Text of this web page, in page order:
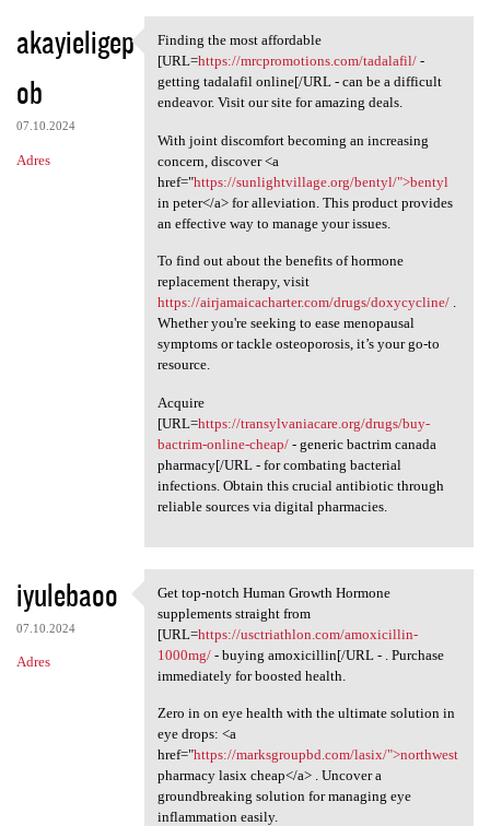
akayieligep
ob
07.10.2024
Adres
Finding the most affordable
Finding the most affordable
[URL=https://mrcpromotions.com/tadalafil/-
getting tadalafil online[/URL - can be a difficult
endeavor. Visit our site for amazing deals.
With joint discomfort becoming an increasing
concern, discover <a
href="https://sunlightvillage.org/bentyl/">bentyl
in peter</a> for alleviation. This product provides
an effective way to manage your issues.
To find out about the benefits of hormone
replacement therapy, visit
https://airjamaicacharter.com/drugs/doxycycline/.
Whether you're seeking to ease menopausal
symptoms or tackle osteoporosis, it’s your go-to
resource.
Acquire
[URL=https://transylvaniacare.org/drugs/buy-
bactrim-online-cheap/- generic bactrim canada
pharmacy[/URL - for combating bacterial
infections. Obtain this crucial antibiotic through
reliable sources via digital pharmacies.
iyulebaoo
07.10.2024
Adres
Get top-notch Human Growth
Get top-notch Human Growth Hormone
supplements straight from
[URL=https://usctriathlon.com/amoxicillin-
1000mg/- buying amoxicillin[/URL - . Purchase
immediately for boosted health.
Zero in on eye health with the ultimate solution in
eye drops: <a
href="https://marksgroupbd.com/lasix/">northwest
pharmacy lasix cheap</a> . Uncover a
groundbreaking solution for managing eye
inflammation easily.